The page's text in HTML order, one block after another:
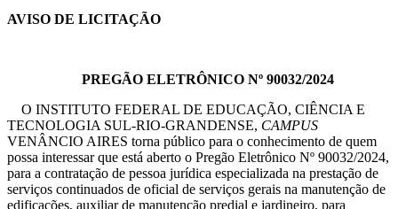
AVISO DE LICITAÇÃO
PREGÃO ELETRÔNICO Nº 90032/2024
O INSTITUTO FEDERAL DE EDUCAÇÃO, CIÊNCIA E
TECNOLOGIA SUL-RIO-GRANDENSE, CAMPUS
VENÂNCIO AIRES torna público para o conhecimento de quem
possa interessar que está aberto o Pregão Eletrônico Nº 90032/2024,
para a contratação de pessoa jurídica especializada na prestação de
serviços continuados de oficial de serviços gerais na manutenção de
edificações, auxiliar de manutenção predial e jardineiro, para